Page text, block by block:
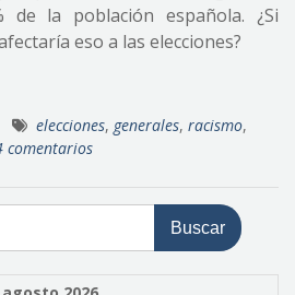
de la población española. ¿Si
eso a las elecciones?
elecciones, generales, racismo,
comentarios